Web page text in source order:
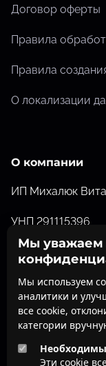
Договор оферты
Правила
Правила
О локализации
О компании
ИП Михалюк
УНП 291115396
Свидетельство
Горисполкомом
ofisdoc@belofis.by
О нас
Мы уважаем
Мы используем
аналитики и
все cookie,
категории
Эти cookie